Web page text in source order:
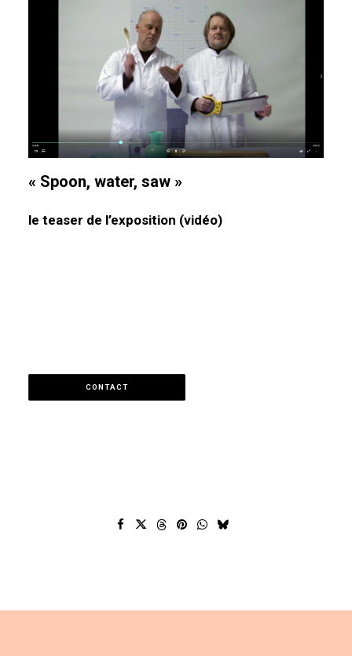
« Spoon, water, saw »
le teaser de l’exposition (vidéo)
CONTACT